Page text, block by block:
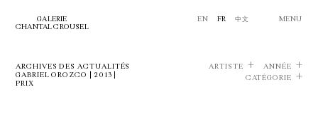
GALERIE
CHANTAL CROUSEL
EN FR 中文 MENU
ARCHIVES DES ACTUALITÉS
GABRIEL OROZCO | 2013 |
PRIX
ARTISTE
ANNÉE
CATÉGORIE